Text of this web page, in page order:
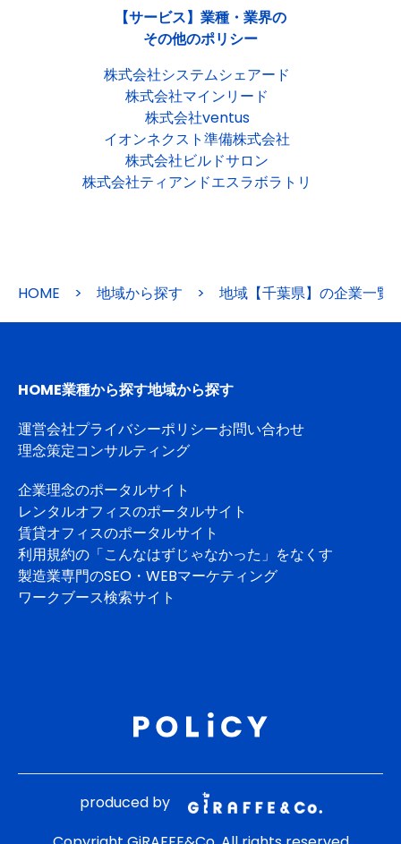
【サービス】業種・業界の
その他のポリシー
株式会社システムシェアード
株式会社マインリード
株式会社ventus
イオンネクスト準備株式会社
株式会社ビルドサロン
株式会社ティアンドエスラボラトリ
HOME > 地域から探す > 地域【千葉県】の企業一覧
HOME業種から探す地域から探す
運営会社プライバシーポリシーお問い合わせ
理念策定コンサルティング
企業理念のポータルサイト
レンタルオフィスのポータルサイト
賃貸オフィスのポータルサイト
利用規約の「こんなはずじゃなかった」をなくす
製造業専門のSEO・WEBマーケティング
ワークブース検索サイト
produced by